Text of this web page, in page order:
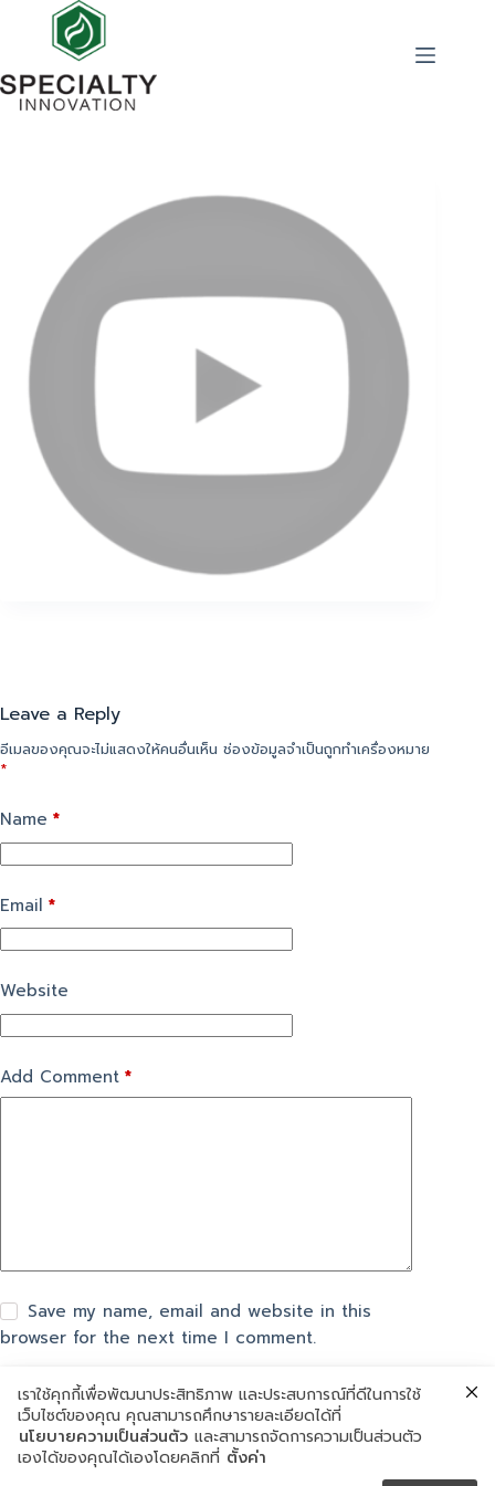
Leave a Reply
อีเมลของคุณจะไม่แสดงให้คนอื่นเห็น ช่องข้อมูลจำเป็นถูกทำเครื่องหมาย
*
Name *
Email *
Website
Add Comment *
Save my name, email and website in this
browser for the next time I comment.
แสดงความเห็น
เราใช้คุกกี้เพื่อพัฒนาประสิทธิภาพ และประสบการณ์ที่ดีในการใช้
เว็บไซต์ของคุณ คุณสามารถศึกษารายละเอียดได้ที่
นโยบายความเป็นส่วนตัว และสามารถจัดการความเป็นส่วนตัว
เองได้ของคุณได้เองโดยคลิกที่ ตั้งค่า